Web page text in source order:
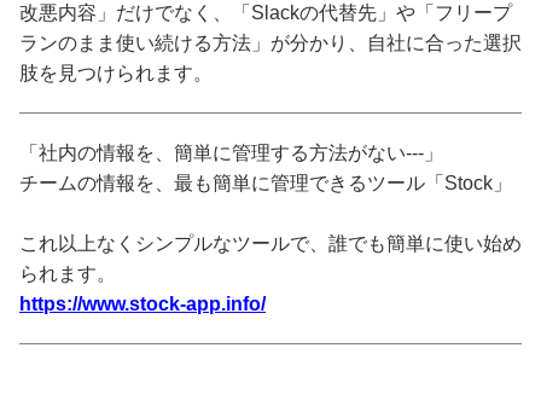
改悪内容」だけでなく、「Slackの代替先」や「フリープ
ランのまま使い続ける方法」が分かり、自社に合った選択
肢を見つけられます。
「社内の情報を、簡単に管理する方法がない---」
チームの情報を、最も簡単に管理できるツール「Stock」
これ以上なくシンプルなツールで、誰でも簡単に使い始め
られます。
https://www.stock-app.info/